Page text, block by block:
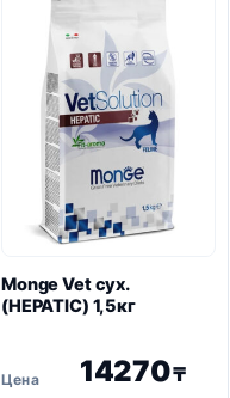
Monge Vet сух.
(HEPATIC) 1,5кг
14270₸